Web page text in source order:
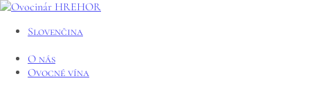
Slovenčina
O nás
Ovocné vína